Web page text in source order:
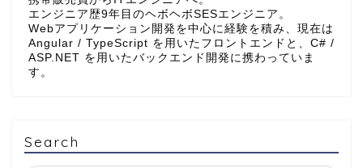
エンジニア歴9年目のヘボヘボSESエンジニア。
Webアプリケーション開発を中心に経験を積み、現在は
Angular / TypeScript を用いたフロントエンドと、C# /
ASP.NET を用いたバックエンド開発に携わっていま
す。
Search